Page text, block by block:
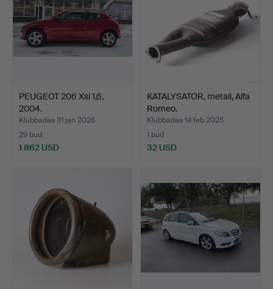
PEUGEOT 206 Xsi 1,6,
2004.
Klubbades 31 jan 2026
29 bud
1 862 USD
KATALYSATOR, metall, Alfa
Romeo.
Klubbades 14 feb 2025
1 bud
32 USD